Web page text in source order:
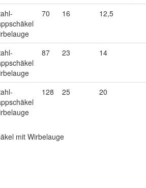
70 16 12,5
87 23 14
128 25 20
mit Wirbelauge